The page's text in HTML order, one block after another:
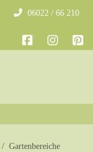
06022 / 66 210
Gartenbereiche